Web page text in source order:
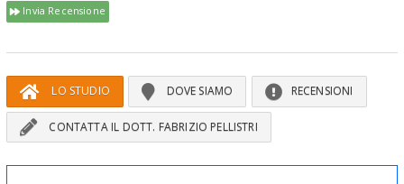
Invia Recensione
LO STUDIO DOVE SIAMO RECENSIONI
CONTATTA IL DOTT. FABRIZIO PELLISTRI